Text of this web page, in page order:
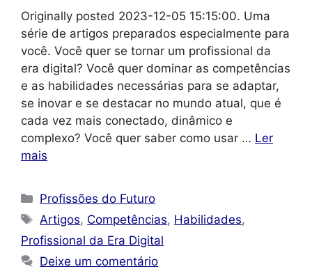
Originally posted 2023-12-05 15:15:00. Uma
série de artigos preparados especialmente para
você. Você quer se tornar um profissional da
era digital? Você quer dominar as competências
e as habilidades necessárias para se adaptar,
se inovar e se destacar no mundo atual, que é
cada vez mais conectado, dinâmico e
complexo? Você quer saber como usar … Ler
mais
Categorias
Profissões do Futuro
Tags
Artigos, Competências, Habilidades,
Profissional da Era Digital
Deixe um comentário